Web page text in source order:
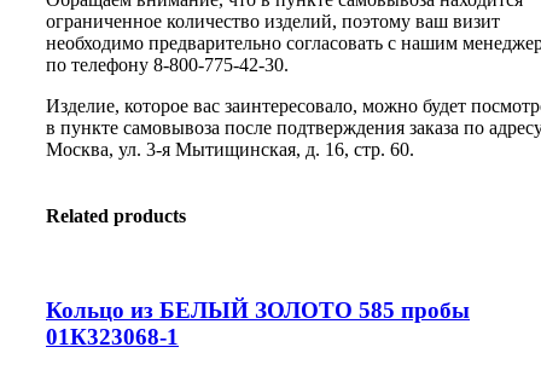
ограниченное количество изделий, поэтому ваш визит
необходимо предварительно согласовать с нашим
по телефону 8-800-775-42-30.
Изделие, которое вас заинтересовало, можно будет
в пункте самовывоза после подтверждения заказа по
Москва, ул. 3-я Мытищинская, д. 16, стр. 60.
Related products
Кольцо из БЕЛЫЙ ЗОЛОТО 585 пробы
01К323068-1